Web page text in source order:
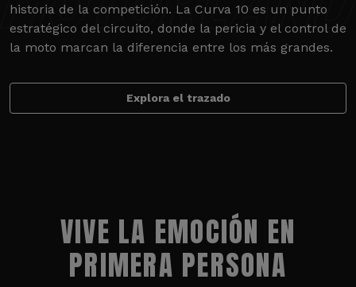
historia de la competición. La Curva 10 es un punto
estratégico del circuito, donde la pericia y el control de
la moto marcan la diferencia entre los más grandes.
Explora el trazado
VIVE LA EMOCIÓN EN
PRIMERA PERSONA